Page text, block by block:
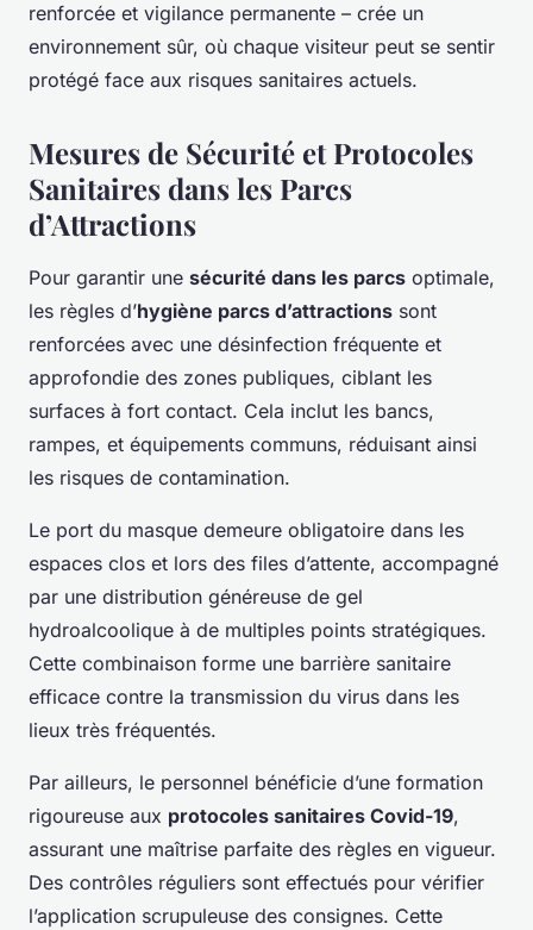
renforcée et vigilance permanente – crée un
environnement sûr, où chaque visiteur peut se sentir
protégé face aux risques sanitaires actuels.
Mesures de Sécurité et Protocoles
Sanitaires dans les Parcs
d’Attractions
Pour garantir une sécurité dans les parcs optimale,
les règles d’hygiène parcs d’attractions sont
renforcées avec une désinfection fréquente et
approfondie des zones publiques, ciblant les
surfaces à fort contact. Cela inclut les bancs,
rampes, et équipements communs, réduisant ainsi
les risques de contamination.
Le port du masque demeure obligatoire dans les
espaces clos et lors des files d’attente, accompagné
par une distribution généreuse de gel
hydroalcoolique à de multiples points stratégiques.
Cette combinaison forme une barrière sanitaire
efficace contre la transmission du virus dans les
lieux très fréquentés.
Par ailleurs, le personnel bénéficie d’une formation
rigoureuse aux protocoles sanitaires Covid-19,
assurant une maîtrise parfaite des règles en vigueur.
Des contrôles réguliers sont effectués pour vérifier
l’application scrupuleuse des consignes. Cette